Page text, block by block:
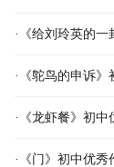
·《给刘玲英的
·《鸵鸟的申诉
·《龙虾餐》初中
·《门》初中优秀